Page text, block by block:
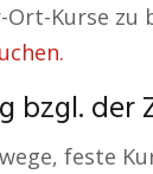
Kurse zu
bzgl. der
feste